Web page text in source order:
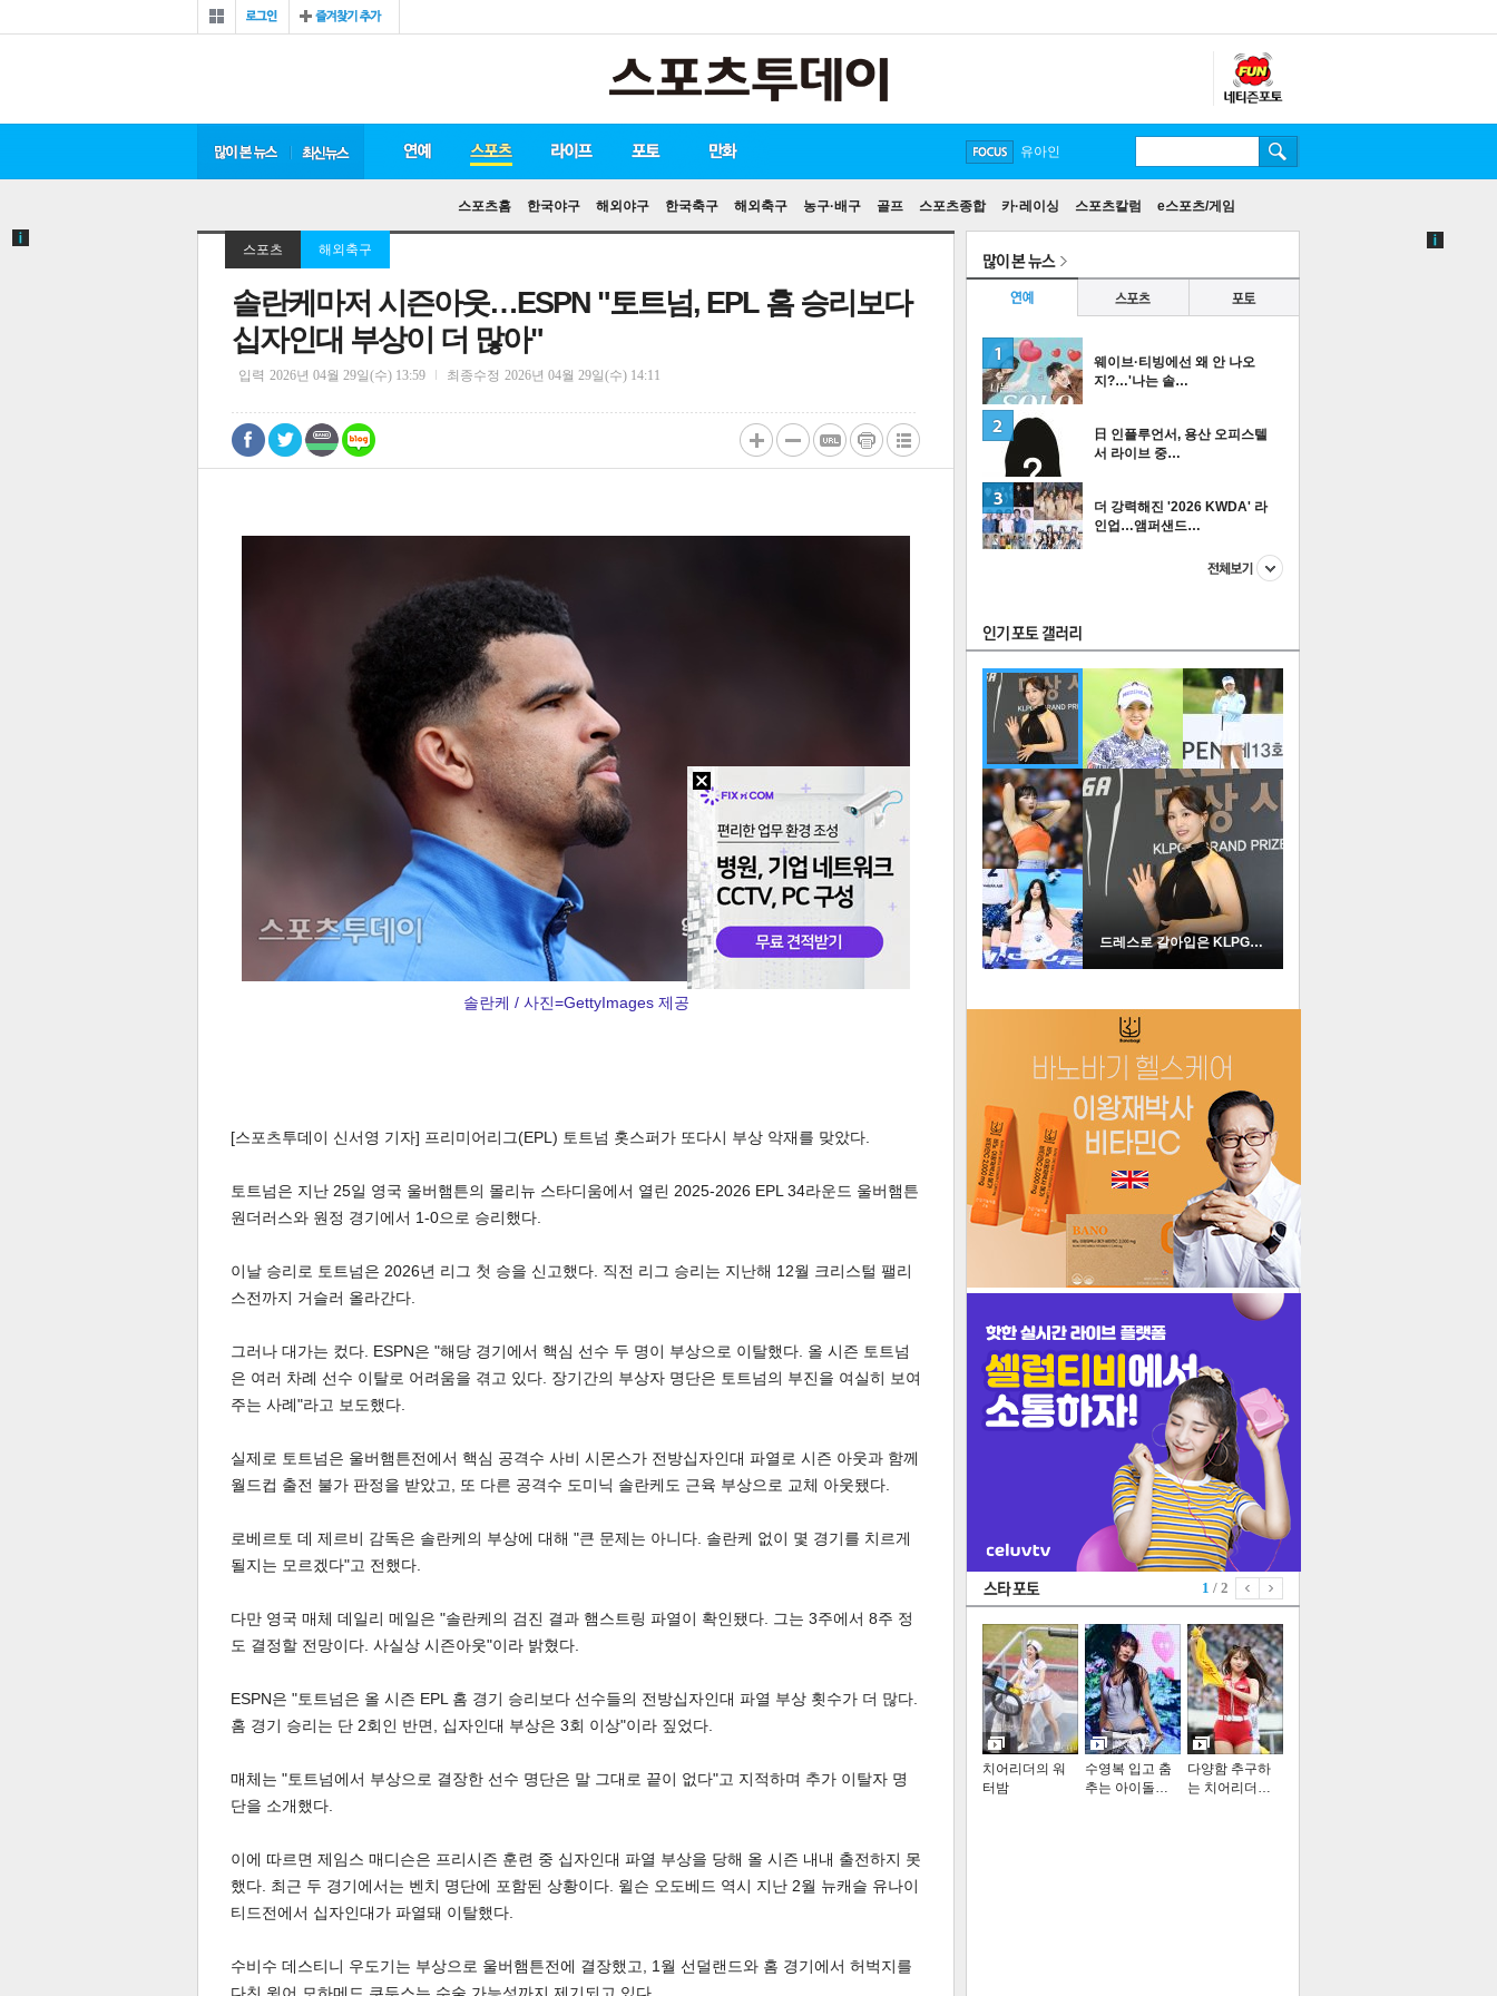
연예 스포츠
스포츠홈 한국야구 해외야구 한국축구 해외축구 농구·배구 골프 스포츠종합 카·레이싱 스포츠칼럼 e스포츠/게임
라이프
FOCUS
방탄소년단
손흥민
유아인
송중기
스포츠 해외축구
솔란케마저 시즌아웃…ESPN "토트넘, EPL 홈 승리보다
십자인대 부상이 더 많아"
입력 2026년 04월 29일(수) 13:59 최종수정 2026년 04월 29일(수) 14:11
페이 트위 밴드 네이
댓글
0
url 복
솔란케 / 사진=GettyImages 제공
[스포츠투데이 신서영 기자] 프리미어리그(EPL) 토트넘 홋스퍼가 또다시 부상 악재를 맞았다.
토트넘은 지난 25일 영국 울버햄튼의 몰리뉴 스타디움에서 열린 2025-2026 EPL 34라운드 울버햄튼
원더러스와 원정 경기에서 1-0으로 승리했다.
이날 승리로 토트넘은 2026년 리그 첫 승을 신고했다. 직전 리그 승리는 지난해 12월 크리스털 팰리
스전까지 거슬러 올라간다.
그러나 대가는 컸다. ESPN은 "해당 경기에서 핵심 선수 두 명이 부상으로 이탈했다. 올 시즌 토트넘
은 여러 차례 선수 이탈로 어려움을 겪고 있다. 장기간의 부상자 명단은 토트넘의 부진을 여실히 보여
주는 사례"라고 보도했다.
실제로 토트넘은 울버햄튼전에서 핵심 공격수 사비 시몬스가 전방십자인대 파열로 시즌 아웃과 함께
월드컵 출전 불가 판정을 받았고, 또 다른 공격수 도미닉 솔란케도 근육 부상으로 교체 아웃됐다.
로베르토 데 제르비 감독은 솔란케의 부상에 대해 "큰 문제는 아니다. 솔란케 없이 몇 경기를 치르게
될지는 모르겠다"고 전했다.
다만 영국 매체 데일리 메일은 "솔란케의 검진 결과 햄스트링 파열이 확인됐다. 그는 3주에서 8주 정
도 결정할 전망이다. 사실상 시즌아웃"이라 밝혔다.
ESPN은 "토트넘은 올 시즌 EPL 홈 경기 승리보다 선수들의 전방십자인대 파열 부상 횟수가 더 많다.
홈 경기 승리는 단 2회인 반면, 십자인대 부상은 3회 이상"이라 짚었다.
매체는 "토트넘에서 부상으로 결장한 선수 명단은 말 그대로 끝이 없다"고 지적하며 추가 이탈자 명
단을 소개했다.
이에 따르면 제임스 매디슨은 프리시즌 훈련 중 십자인대 파열 부상을 당해 올 시즌 내내 출전하지 못
했다. 최근 두 경기에서는 벤치 명단에 포함된 상황이다. 윌슨 오도베드 역시 지난 2월 뉴캐슬 유나이
티드전에서 십자인대가 파열돼 이탈했다.
수비수 데스티니 우도기는 부상으로 울버햄튼전에 결장했고, 1월 선덜랜드와 홈 경기에서 허벅지를
많이 본 뉴스
연예
스포츠 포토
웨이브·티빙에선 왜 안 나오
지?…'나는 솔…
2
日 인플루언서, 용산 오피스텔
서 라이브 중…
더 강력해진 '2026 KWDA' 라
인업…앰퍼샌드…
더보기
인기포토
드레스로 갈아입은 KLPGA …
1 / 2
치어리더의 워
터밤
수영복 입고 춤
추는 아이돌…
다양함 추구하
는 치어리더…